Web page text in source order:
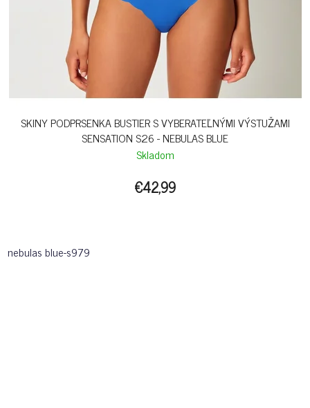
SKINY PODPRSENKA BUSTIER S VYBERATEĽNÝMI VÝSTUŽAMI
SENSATION S26 - NEBULAS BLUE
Skladom
€42,99
nebulas blue-s979